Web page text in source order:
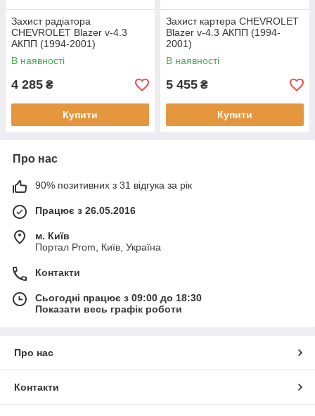
Захист радіатора
CHEVROLET Blazer v-4.3
АКПП (1994-2001)
В наявності
4 285 ₴
Купити
Захист картера CHEVROLET
Blazer v-4.3 АКПП (1994-
2001)
В наявності
5 455 ₴
Купити
Про нас
90% позитивних з 31 відгука за рік
Працює з 26.05.2016
м. Київ
Портал Prom, Київ, Україна
Контакти
Сьогодні працює з 09:00 до 18:30
Показати весь графік роботи
Про нас
Контакти